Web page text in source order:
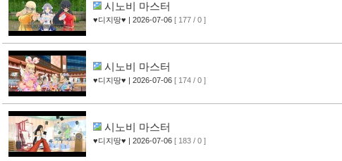
시노비 마스터
♥디지땅♥ | 2026-07-06 [ 177 / 0 ]
시노비 마스터
♥디지땅♥ | 2026-07-06 [ 174 / 0 ]
시노비 마스터
♥디지땅♥ | 2026-07-06 [ 183 / 0 ]